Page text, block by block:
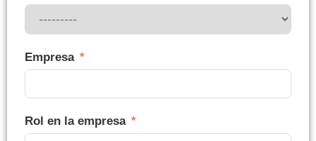
Empresa
Rol en la empresa